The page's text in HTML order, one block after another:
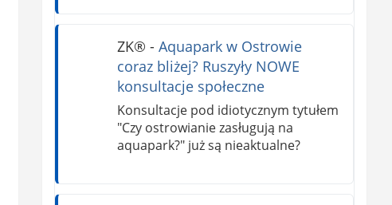
ZK®️ - Aquapark w Ostrowie
coraz bliżej? Ruszyły NOWE
konsultacje społeczne
Konsultacje pod idiotycznym tytułem
"Czy ostrowianie zasługują na
aquapark?" już są nieaktualne?